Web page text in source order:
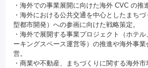
・海外での事業展開に向けた海外 CVC の推
・海外における公共交通を中心としたまち
型都市開発）への参画に向けた戦略策定。
・海外で展開する事業プロジェクト（ホテ
ーキングスペース運営等）の推進や海外事業
営。
・商業や不動産、まちづくりに関する海外